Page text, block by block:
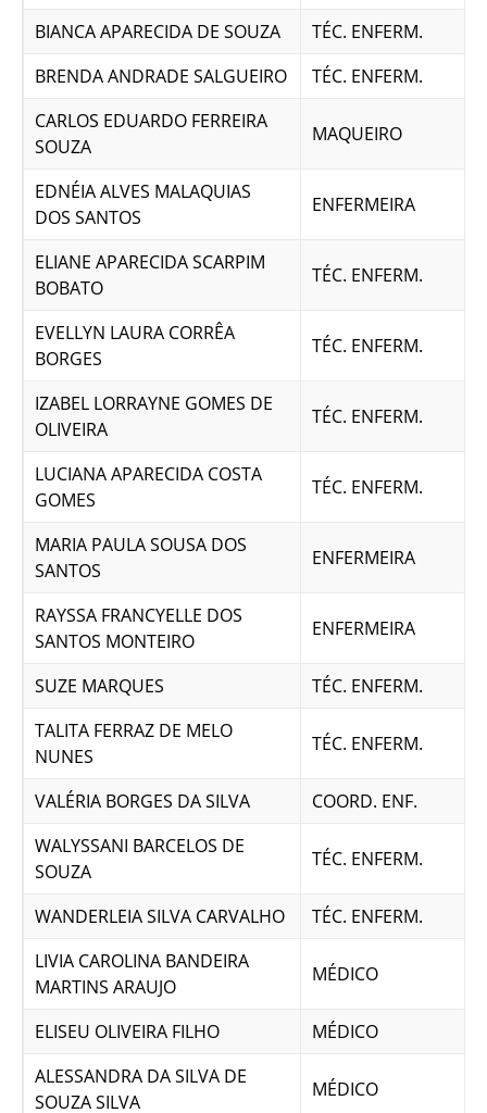
BIANCA APARECIDA DE SOUZA
TÉC. ENFERM.
BRENDA ANDRADE SALGUEIRO
TÉC. ENFERM.
CARLOS EDUARDO FERREIRA
SOUZA
MAQUEIRO
EDNÉIA ALVES MALAQUIAS
DOS SANTOS
ENFERMEIRA
ELIANE APARECIDA SCARPIM
BOBATO
TÉC. ENFERM.
EVELLYN LAURA CORRÊA
BORGES
TÉC. ENFERM.
IZABEL LORRAYNE GOMES DE
OLIVEIRA
TÉC. ENFERM.
LUCIANA APARECIDA COSTA
GOMES
TÉC. ENFERM.
MARIA PAULA SOUSA DOS
SANTOS
ENFERMEIRA
RAYSSA FRANCYELLE DOS
SANTOS MONTEIRO
ENFERMEIRA
SUZE MARQUES
TÉC. ENFERM.
TALITA FERRAZ DE MELO
NUNES
TÉC. ENFERM.
VALÉRIA BORGES DA SILVA
COORD. ENF.
WALYSSANI BARCELOS DE
SOUZA
TÉC. ENFERM.
WANDERLEIA SILVA CARVALHO
TÉC. ENFERM.
LIVIA CAROLINA BANDEIRA
MARTINS ARAUJO
MÉDICO
ELISEU OLIVEIRA FILHO
MÉDICO
ALESSANDRA DA SILVA DE
SOUZA SILVA
MÉDICO